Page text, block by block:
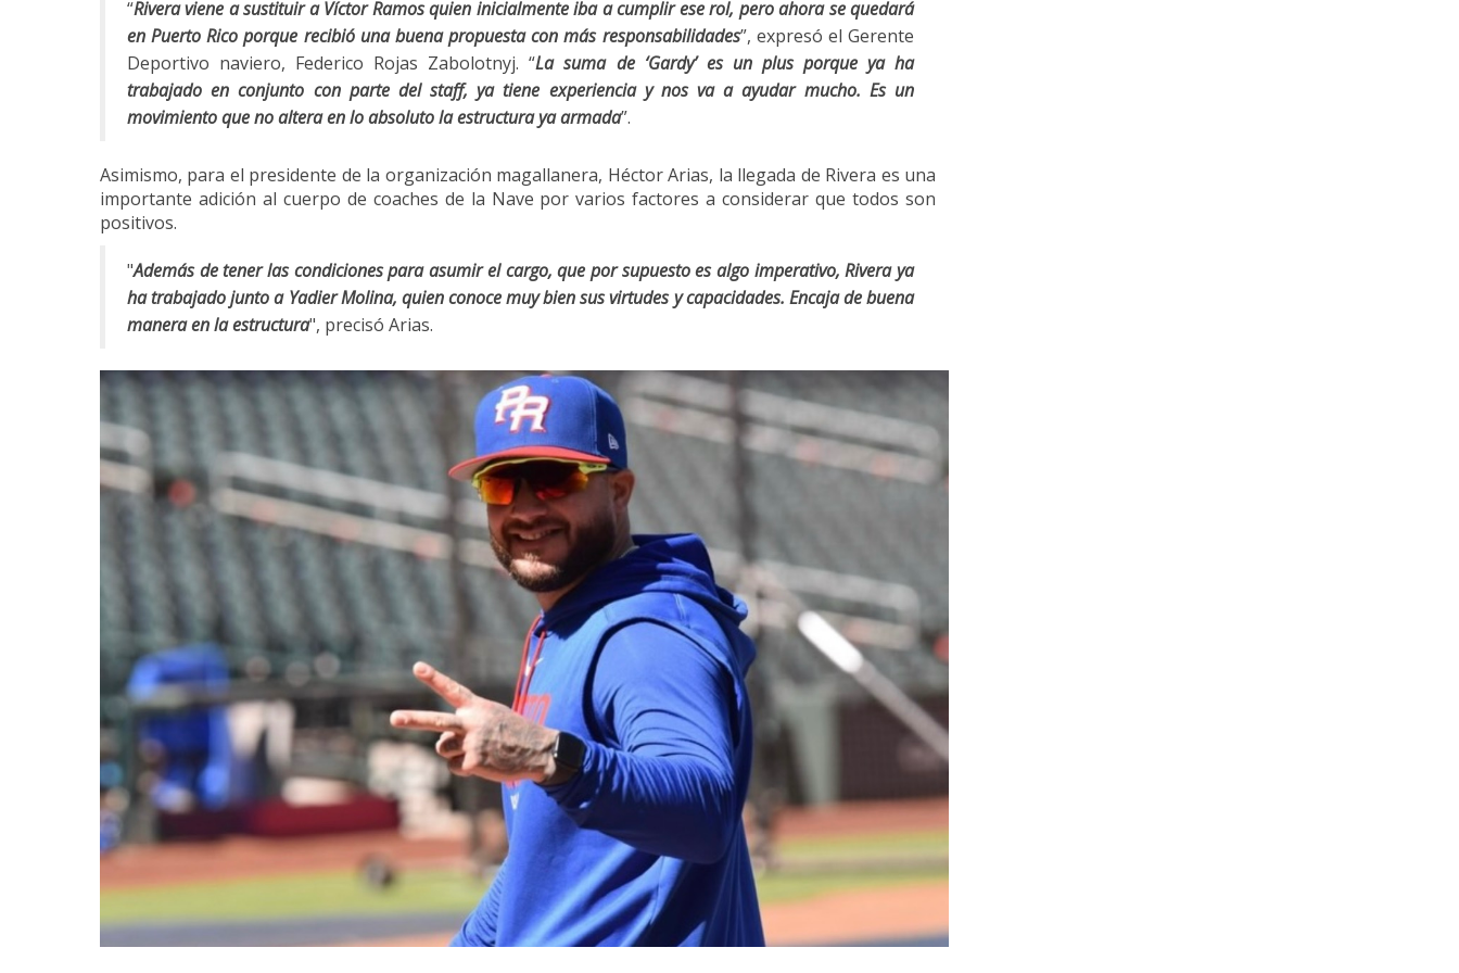
“Rivera viene a sustituir a Víctor Ramos quien inicialmente iba a cumplir ese rol, pero ahora se quedará
en Puerto Rico porque recibió una buena propuesta con más responsabilidades”, expresó el Gerente
Deportivo naviero, Federico Rojas Zabolotnyj. “La suma de ‘Gardy’ es un plus porque ya ha
trabajado en conjunto con parte del staff, ya tiene experiencia y nos va a ayudar mucho. Es un
movimiento que no altera en lo absoluto la estructura ya armada”.
Asimismo, para el presidente de la organización magallanera, Héctor Arias, la llegada de Rivera es una
importante adición al cuerpo de coaches de la Nave por varios factores a considerar que todos son
positivos.
"Además de tener las condiciones para asumir el cargo, que por supuesto es algo imperativo, Rivera ya
ha trabajado junto a Yadier Molina, quien conoce muy bien sus virtudes y capacidades. Encaja de buena
manera en la estructura", precisó Arias.